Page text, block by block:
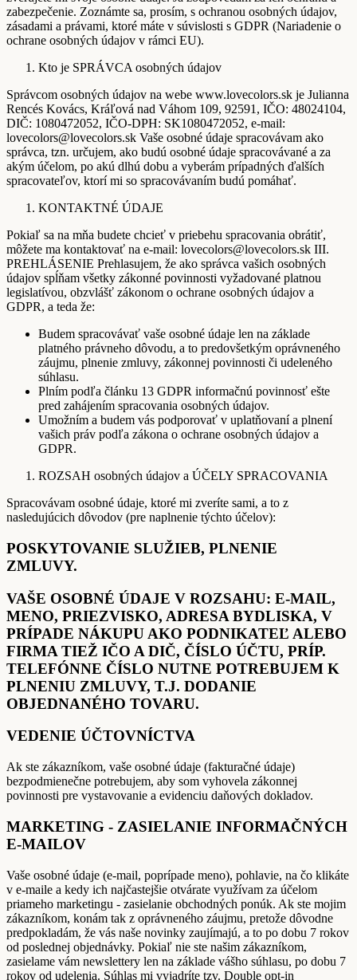
zabezpečenie. Zoznámte sa, prosím, s ochranou osobných údajov,
zásadami a právami, ktoré máte v súvislosti s GDPR (Nariadenie o
ochrane osobných údajov v rámci EU).
Kto je SPRÁVCA osobných údajov
Správcom osobných údajov na webe www.lovecolors.sk je Julianna
Rencés Kovács, Kráľová nad Váhom 109, 92591, IČO: 48024104,
DIČ: 1080472052, IČO-DPH: SK1080472052, e-mail:
lovecolors@lovecolors.sk Vaše osobné údaje spracovávam ako
správca, tzn. určujem, ako budú osobné údaje spracovávané a za
akým účelom, po akú dlhú dobu a vyberám prípadných ďalších
spracovateľov, ktorí mi so spracovávaním budú pomáhať.
KONTAKTNÉ ÚDAJE
Pokiaľ sa na mňa budete chcieť v priebehu spracovania obrátiť,
môžete ma kontaktovať na e-mail: lovecolors@lovecolors.sk III.
PREHLÁSENIE Prehlasujem, že ako správca vašich osobných
údajov spĺňam všetky zákonné povinnosti vyžadované platnou
legislatívou, obzvlášť zákonom o ochrane osobných údajov a
GDPR, a teda že:
Budem spracovávať vaše osobné údaje len na základe
platného právneho dôvodu, a to predovšetkým oprávneného
záujmu, plnenie zmluvy, zákonnej povinnosti či udeleného
súhlasu.
Plním podľa článku 13 GDPR informačnú povinnosť ešte
pred zahájením spracovania osobných údajov.
Umožním a budem vás podporovať v uplatňovaní a plnení
vašich práv podľa zákona o ochrane osobných údajov a
GDPR.
ROZSAH osobných údajov a ÚČELY SPRACOVANIA
Spracovávam osobné údaje, ktoré mi zveríte sami, a to z
nasledujúcich dôvodov (pre naplnenie týchto účelov):
POSKYTOVANIE SLUŽIEB, PLNENIE
ZMLUVY.
VAŠE OSOBNÉ ÚDAJE V ROZSAHU: E-MAIL,
MENO, PRIEZVISKO, ADRESA BYDLISKA, V
PRÍPADE NÁKUPU AKO PODNIKATEĽ ALEBO
FIRMA TIEŽ IČO A DIČ, ČÍSLO ÚČTU, PRÍP.
TELEFÓNNE ČÍSLO NUTNE POTREBUJEM K
PLNENIU ZMLUVY, T.J. DODANIE
OBJEDNANÉHO TOVARU.
VEDENIE ÚČTOVNÍCTVA
Ak ste zákazníkom, vaše osobné údaje (fakturačné údaje)
bezpodmienečne potrebujem, aby som vyhovela zákonnej
povinnosti pre vystavovanie a evidenciu daňových dokladov.
MARKETING - ZASIELANIE INFORMAČNÝCH
E-MAILOV
Vaše osobné údaje (e-mail, poprípade meno), pohlavie, na čo klikáte
v e-maile a kedy ich najčastejšie otvárate využívam za účelom
priameho marketingu - zasielanie obchodných ponúk. Ak ste mojim
zákazníkom, konám tak z oprávneného záujmu, pretože dôvodne
predpokladám, že vás naše novinky zaujímajú, a to po dobu 7 rokov
od poslednej objednávky. Pokiaľ nie ste našim zákazníkom,
zasielame vám newslettery len na základe vášho súhlasu, po dobu 7
rokov od udelenia. Súhlas mi vyjadríte tzv. Double opt-in